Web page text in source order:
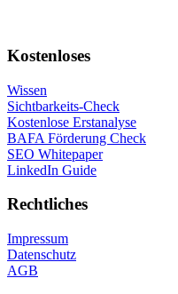
Kostenloses
Wissen
Sichtbarkeits-Check
Kostenlose Erstanalyse
BAFA Förderung Check
SEO Whitepaper
LinkedIn Guide
Rechtliches
Impressum
Datenschutz
AGB